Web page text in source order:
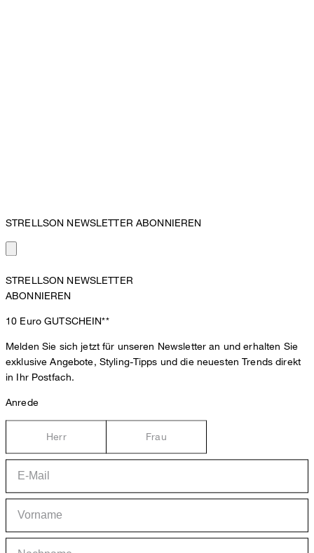
STRELLSON NEWSLETTER ABONNIEREN
STRELLSON NEWSLETTER
ABONNIEREN
10 EuroGUTSCHEIN**
Melden Sie sich jetzt für unseren Newsletter an und erhalten Sie
exklusive Angebote, Styling-Tipps und die neuesten Trends direkt
in Ihr Postfach.
Anrede
Herr Frau